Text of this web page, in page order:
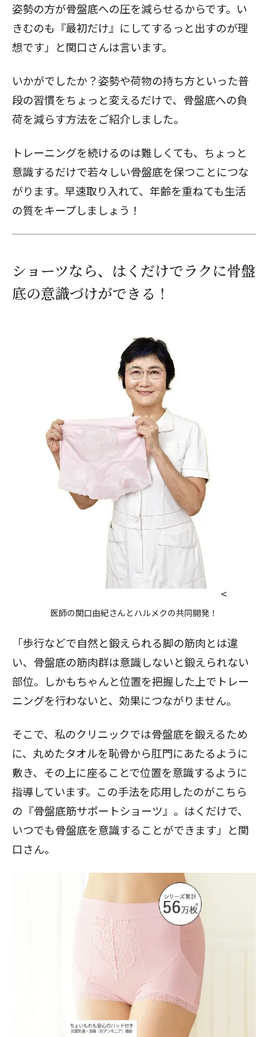
姿勢の方が骨盤底への圧を減らせるからです。い
きむのも『最初だけ』にしてするっと出すのが理
想です」と関口さんは言います。
いかがでしたか？姿勢や荷物の持ち方といった普
段の習慣をちょっと変えるだけで、骨盤底への負
荷を減らす方法をご紹介しました。
トレーニングを続けるのは難しくても、ちょっと
意識するだけで若々しい骨盤底を保つことにつな
がります。早速取り入れて、年齢を重ねても生活
の質をキープしましょう！
ショーツなら、はくだけでラクに骨盤
底の意識づけができる！
<
医師の関口由紀さんとハルメクの共同開発！
「歩行などで自然と鍛えられる脚の筋肉とは違
い、骨盤底の筋肉群は意識しないと鍛えられない
部位。しかもちゃんと位置を把握した上でトレー
ニングを行わないと、効果につながりません。
そこで、私のクリニックでは骨盤底を鍛えるため
に、丸めたタオルを恥骨から肛門にあたるように
敷き、その上に座ることで位置を意識するように
指導しています。この手法を応用したのがこちら
の『骨盤底筋サポートショーツ』。はくだけで、
いつでも骨盤底を意識することができます」と関
口さん。